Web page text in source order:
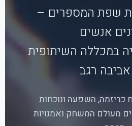
שפת המספרים –
אנשים
במכללה השיתופית
רגב
השפעה ונוכחות
מעולם המשחק ואמנויות